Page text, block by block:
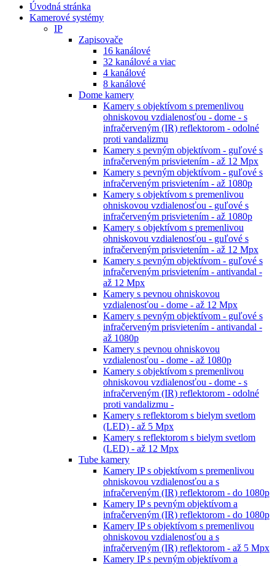
Úvodná stránka
Kamerové systémy
IP
Zapisovače
16 kanálové
32 kanálové a viac
4 kanálové
8 kanálové
Dome kamery
Kamery s objektívom s premenlivou
ohniskovou vzdialenosťou - dome - s
infračerveným (IR) reflektorom - odolné
proti vandalizmu
Kamery s pevným objektívom - guľové s
infračerveným prisvietením - až 12 Mpx
Kamery s pevným objektívom - guľové s
infračerveným prisvietením - až 1080p
Kamery s objektívom s premenlivou
ohniskovou vzdialenosťou - guľové s
infračerveným prisvietením - až 1080p
Kamery s objektívom s premenlivou
ohniskovou vzdialenosťou - guľové s
infračerveným prisvietením - až 12 Mpx
Kamery s pevným objektívom - guľové s
infračerveným prisvietením - antivandal -
až 12 Mpx
Kamery s pevnou ohniskovou
vzdialenosťou - dome - až 12 Mpx
Kamery s pevným objektívom - guľové s
infračerveným prisvietením - antivandal -
až 1080p
Kamery s pevnou ohniskovou
vzdialenosťou - dome - až 1080p
Kamery s objektívom s premenlivou
ohniskovou vzdialenosťou - dome - s
infračerveným (IR) reflektorom - odolné
proti vandalizmu -
Kamery s reflektorom s bielym svetlom
(LED) - až 5 Mpx
Kamery s reflektorom s bielym svetlom
(LED) - až 12 Mpx
Tube kamery
Kamery IP s objektívom s premenlivou
ohniskovou vzdialenosťou a s
infračerveným (IR) reflektorom - do 1080p
Kamery IP s pevným objektívom a
infračerveným (IR) reflektorom - do 1080p
Kamery IP s objektívom s premenlivou
ohniskovou vzdialenosťou a s
infračerveným (IR) reflektorom - až 5 Mpx
Kamery IP s pevným objektívom a